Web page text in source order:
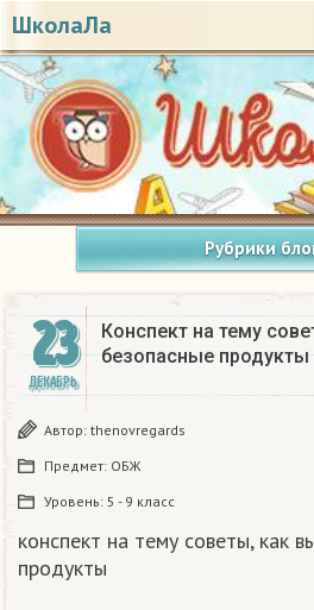
ШколаЛа
Рубрики
23
ДЕКАБРЬ
Конспект на тему
безопасные продукты
Автор: thenovregards
Предмет: ОБЖ
Уровень: 5 - 9 класс
конспект на тему советы, как
продукты